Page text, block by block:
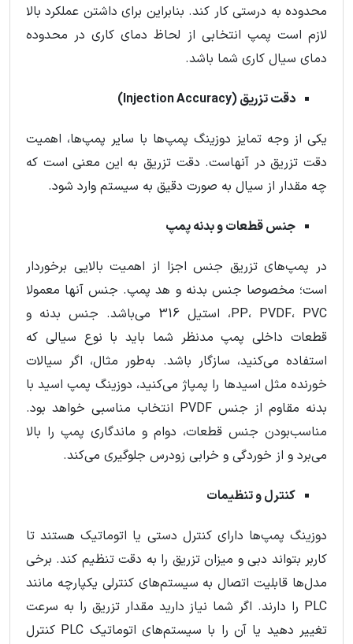
محدوده به‌ درستی کار کند. بنابراین برای داشتن عملکرد بالا
لازم است پمپ انتخابی از لحاظ دمای کاری در محدوده
دمای سیال کاری شما باشد.
دقت تزریق (Injection Accuracy)
یکی از وجه تمایز دوزینگ پمپ‌ها با سایر پمپ‌ها، اهمیت
دقت تزریق در آنهاست. دقت تزریق به این معنی است که
چه مقدار از سیال به صورت دقیق به سیستم وارد شود.
جنس قطعات و بدنه پمپ
در پمپ‌های تزریق جنس اجزا از اهمیت بالایی برخوردار
است؛ مخصوصا جنس بدنه و هد پمپ. جنس آنها معمولا
PP، PVDF، PVC، استیل 316 می‌باشد. جنس بدنه و
قطعات داخلی پمپ مدنظر شما باید با نوع سیالی که
استفاده می‌کنید، سازگار باشد. به‌طور مثال، اگر سیالات
خورنده مثل اسیدها را پمپاژ می‌کنید، دوزینگ پمپ اسید با
بدنه مقاوم از جنس PVDF انتخاب مناسبی خواهد بود.
مناسب‌بودن جنس قطعات، دوام و ماندگاری پمپ را بالا
می‌برد و از خوردگی و خرابی زودرس جلوگیری می‌کند.
کنترل و تنظیمات
دوزینگ پمپ‌ها دارای کنترل دستی یا اتوماتیک هستند تا
کاربر بتواند دبی و میزان تزریق را به دقت تنظیم کند. برخی
مدل‌ها قابلیت اتصال به سیستم‌های کنترلی یکپارچه مانند
PLC را دارند. اگر شما نیاز دارید مقدار تزریق را به سرعت
تغییر دهید یا آن را با سیستم‌های اتوماتیک PLC کنترل